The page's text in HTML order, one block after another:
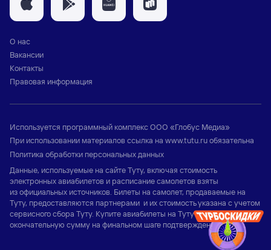
О нас
Вакансии
Контакты
Правовая информация
Используется программный комплексООО «Глобус Медиа»
При использовании материалов ссылка на www.tutu.ruобязательна
Политика обработки персональных данных
Данные, используемые на сайте Туту, включая стоимость
электронных авиабилетов и расписание самолетов взяты
из официальных источников. Билеты на самолет, продаваемые на
Туту, предоставляются партнерами и их стоимость указана с учетом
сервисного сбора Туту. Купите авиабилеты на Туту и узнайте
окончательную сумму на финальном шаге подтверждения заказа